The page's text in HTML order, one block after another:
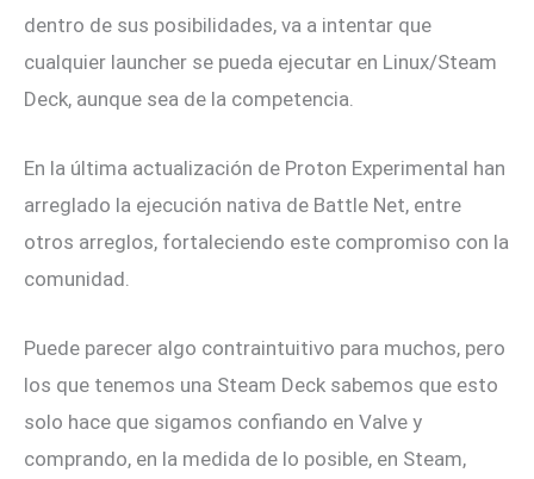
dentro de sus posibilidades, va a intentar que
cualquier launcher se pueda ejecutar en Linux/Steam
Deck, aunque sea de la competencia.
En la última actualización de Proton Experimental han
arreglado la ejecución nativa de Battle Net, entre
otros arreglos, fortaleciendo este compromiso con la
comunidad.
Puede parecer algo contraintuitivo para muchos, pero
los que tenemos una Steam Deck sabemos que esto
solo hace que sigamos confiando en Valve y
comprando, en la medida de lo posible, en Steam,